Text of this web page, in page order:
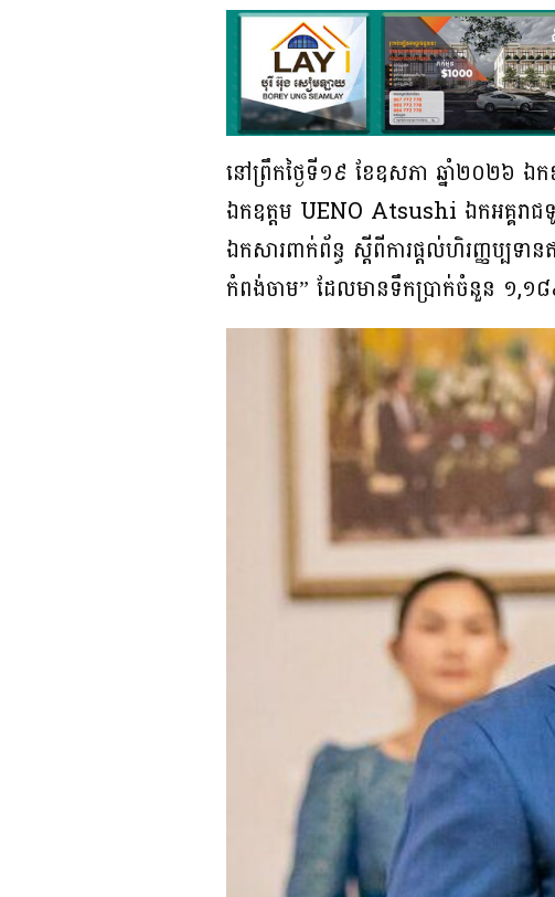
នៅព្រឹកថ្ងៃទី១៩ ខែឧសភា ឆ្នាំ២០២៦ ឯកឧ
ឯកឧត្តម UENO Atsushi ឯកអគ្គរាជ
ឯកសារពាក់ព័ន្ធ ស្តីពីការផ្តល់ហិរញ្ញប្បទ
កំពង់ចាម” ដែលមានទឹកប្រាក់ចំនួន ១,១